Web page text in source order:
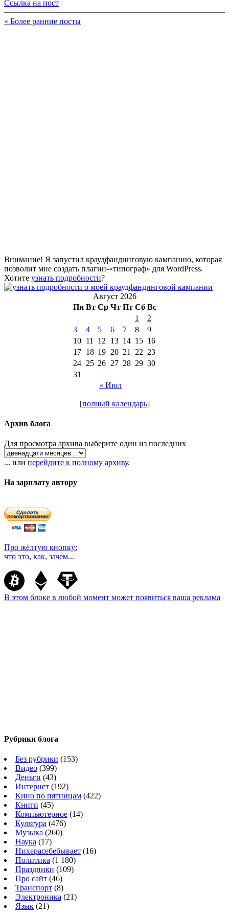
Ссылка на пост
« Более ранние посты
Внимание! Я запустил краудфандинговую кампанию, которая
позволит мне создать плагин-«типограф» для WordPress.
Хотите узнать подробности?
Август 2026
Пн Вт Ср Чт Пт Сб Вс
1
2
3
4 5 6 7 8
9
10
11 12 13 14 15 16
17
18 19 20 21 22 23
24
25 26 27 28 29 30
31
« Июл
[полный календарь]
Архив блога
Для просмотра архива выберите один из последних
... или перейдите к полному архиву.
На зарплату автору
Про жёлтую кнопку:
что это, как, зачем...
В этом блоке в любой момент может появиться ваша реклама
Рубрики блога
Без рубрики (153)
Видео (399)
Деньги (43)
Интернет (192)
Кино по пятницам (422)
Книги (45)
Компьютерное (14)
Культура (476)
Музыка (260)
Наука (17)
Нихерасебебывает (16)
Политика (1 180)
Праздники (109)
Про сайт (46)
Транспорт (8)
Электроника (21)
Язык (21)